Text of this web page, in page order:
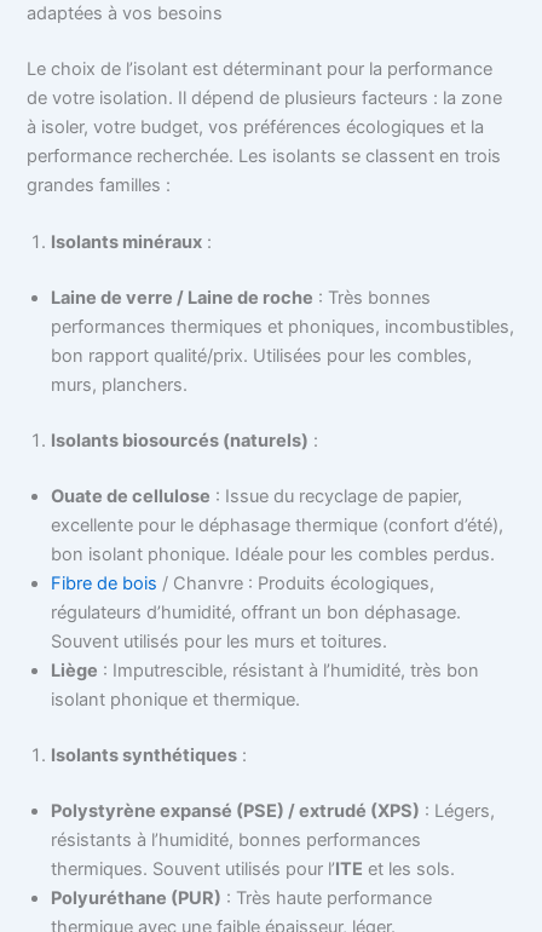
adaptées à vos besoins
Le choix de l’isolant est déterminant pour la performance
de votre isolation. Il dépend de plusieurs facteurs : la zone
à isoler, votre budget, vos préférences écologiques et la
performance recherchée. Les isolants se classent en trois
grandes familles :
Isolants minéraux :
Laine de verre / Laine de roche : Très bonnes
performances thermiques et phoniques, incombustibles,
bon rapport qualité/prix. Utilisées pour les combles,
murs, planchers.
Isolants biosourcés (naturels) :
Ouate de cellulose : Issue du recyclage de papier,
excellente pour le déphasage thermique (confort d’été),
bon isolant phonique. Idéale pour les combles perdus.
Fibre de bois / Chanvre : Produits écologiques,
régulateurs d’humidité, offrant un bon déphasage.
Souvent utilisés pour les murs et toitures.
Liège : Imputrescible, résistant à l’humidité, très bon
isolant phonique et thermique.
Isolants synthétiques :
Polystyrène expansé (PSE) / extrudé (XPS) : Légers,
résistants à l’humidité, bonnes performances
thermiques. Souvent utilisés pour l’ITE et les sols.
Polyuréthane (PUR) : Très haute performance
thermique avec une faible épaisseur, léger.